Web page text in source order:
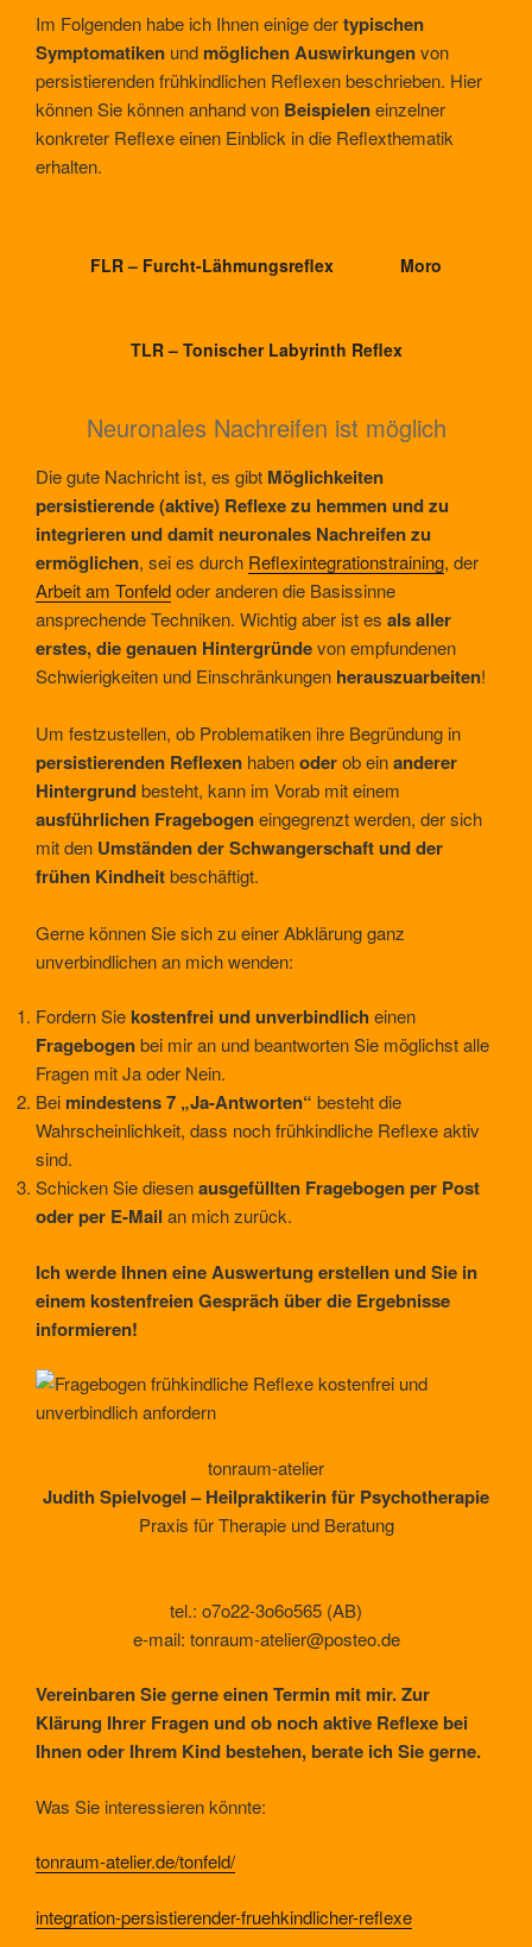
Im Folgenden habe ich Ihnen einige dertypischen
Symptomatiken und möglichen Auswirkungenvon
persistierenden frühkindlichen Reflexen beschrieben. Hier
können Sie können anhand von Beispieleneinzelner
konkreter Reflexe einen Einblick in die Reflexthematik
erhalten.
FLR – Furcht-Lähmungsreflex Moro
TLR – Tonischer Labyrinth Reflex
Neuronales Nachreifen ist möglich
Die gute Nachricht ist, es gibt Möglichkeiten
persistierende (aktive) Reflexe zu hemmen und zu
integrieren und damit neuronales Nachreifen zu
ermöglichen, sei es durch Reflexintegrationstraining, der
Arbeit am Tonfeldoder anderen die Basissinne
ansprechende Techniken. Wichtig aber ist es als aller
erstes, die genauen Hintergründevon empfundenen
Schwierigkeiten und Einschränkungen herauszuarbeiten!
Um festzustellen, ob Problematiken ihre Begründung in
persistierenden Reflexen habenoderob einanderer
Hintergrundbesteht, kann im Vorab mit einem
ausführlichen Fragebogeneingegrenzt werden, der sich
mit den Umständen der Schwangerschaft und der
frühen Kindheitbeschäftigt.
Gerne können Sie sich zu einer Abklärung ganz
unverbindlichen an mich wenden:
Fordern Siekostenfrei und unverbindlich einen
Fragebogenbei mir an und beantworten Sie möglichst alle
Fragen mit Ja oder Nein.
Bei mindestens 7 „Ja-Antworten“ besteht die
Wahrscheinlichkeit, dass noch frühkindliche Reflexe aktiv
sind.
Schicken Sie diesenausgefüllten Fragebogen per Post
oder per E-Mail an mich zurück.
Ich werde Ihnen eine Auswertung erstellen und Sie in
einem kostenfreien Gespräch über die Ergebnisse
informieren!
tonraum-atelier
Judith Spielvogel – Heilpraktikerin für Psychotherapie
Praxis für Therapie und Beratung
tel.: o7o22-3o6o565 (AB)
e-mail: tonraum-atelier@posteo.de
Vereinbaren Sie gerne einen Termin mit mir. Zur
Klärung Ihrer Fragen und ob noch aktive Reflexe bei
Ihnen oder Ihrem Kind bestehen, berate ich Sie gerne.
Was Sie interessieren könnte:
tonraum-atelier.de/tonfeld/
integration-persistierender-fruehkindlicher-reflexe